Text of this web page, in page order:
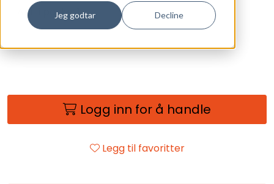
Jeg godtar Decline
Ant. i pakke: 1
Logg inn for å handle
Legg til favoritter